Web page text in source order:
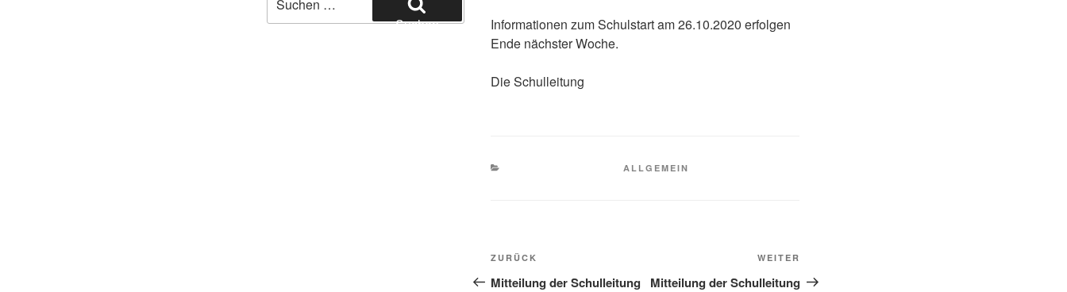
Informationen zum Schulstart am 26.10.2020 erfolgen
Ende nächster Woche.
Die Schulleitung
KATEGORIEN
ALLGEMEIN
Beitragsnavigation
Vorheriger
Beitrag
ZURÜCK
Mitteilung der Schulleitung
Beitrag
WEITER
Mitteilung der Schulleitung
nach:
Suchen